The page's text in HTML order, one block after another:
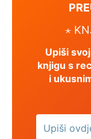
⋆
Upiši
knjigu s
i